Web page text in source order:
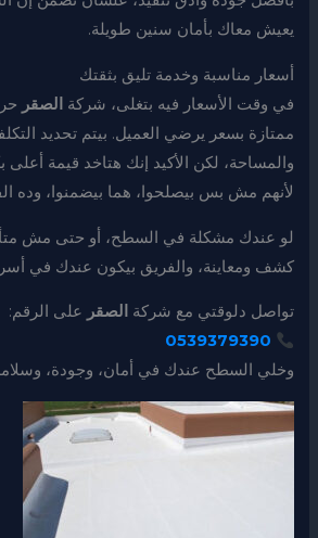
يعيش معاك بأمان سنين طويلة.
أسعار مناسبة وخدمة تليق بثقتك
في وقت الأسعار فيه بتغلى، شركة الصقر
ممتازة بسعر يرضي العميل. بيتم تحديد
والمساحة، لكن الأكيد إنك هتاخد قيمة أعلى
لأنهم مش بس بيصلحوا، هما بيضمنوا، وده
لو عندك مشكلة في السطح، أو حتى مش
كشف ومعاينة، والفريق بيكون عندك في
تواصل دلوقتي مع شركة الصقر على الرقم:
0539379390
وخلي السطح عندك في أمان، وجودة،